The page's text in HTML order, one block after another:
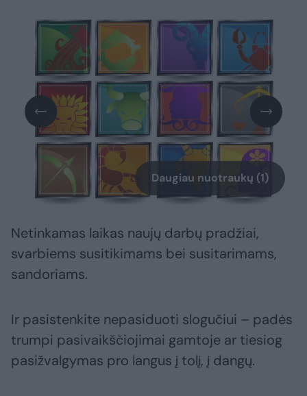
Daugiau nuotraukų (1)
Netinkamas laikas naujų darbų pradžiai,
svarbiems susitikimams bei susitarimams,
sandoriams.
Ir pasistenkite nepasiduoti slogučiui – padės
trumpi pasivaikščiojimai gamtoje ar tiesiog
pasižvalgymas pro langus į tolį, į dangų.